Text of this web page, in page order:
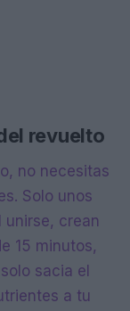
revuelto
no necesitas
Solo unos
unirse, crean
15 minutos,
sacia el
a tu